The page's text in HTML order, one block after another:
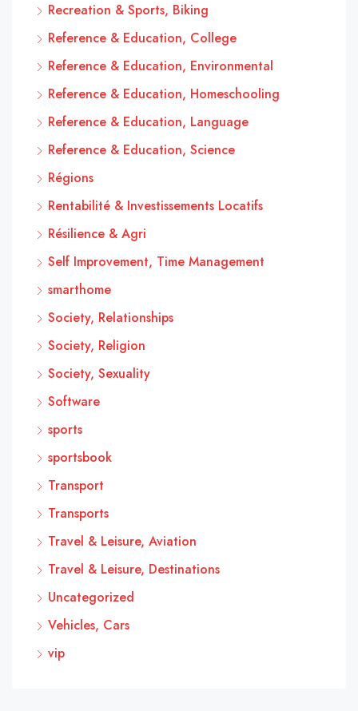
Recreation & Sports, Biking
Reference & Education, College
Reference & Education, Environmental
Reference & Education, Homeschooling
Reference & Education, Language
Reference & Education, Science
Régions
Rentabilité & Investissements Locatifs
Résilience & Agri
Self Improvement, Time Management
smarthome
Society, Relationships
Society, Religion
Society, Sexuality
Software
sports
sportsbook
Transport
Transports
Travel & Leisure, Aviation
Travel & Leisure, Destinations
Uncategorized
Vehicles, Cars
vip